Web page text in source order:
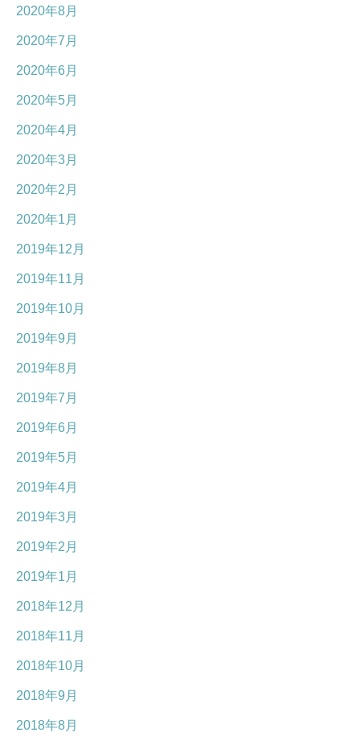
2020年8月
2020年7月
2020年6月
2020年5月
2020年4月
2020年3月
2020年2月
2020年1月
2019年12月
2019年11月
2019年10月
2019年9月
2019年8月
2019年7月
2019年6月
2019年5月
2019年4月
2019年3月
2019年2月
2019年1月
2018年12月
2018年11月
2018年10月
2018年9月
2018年8月